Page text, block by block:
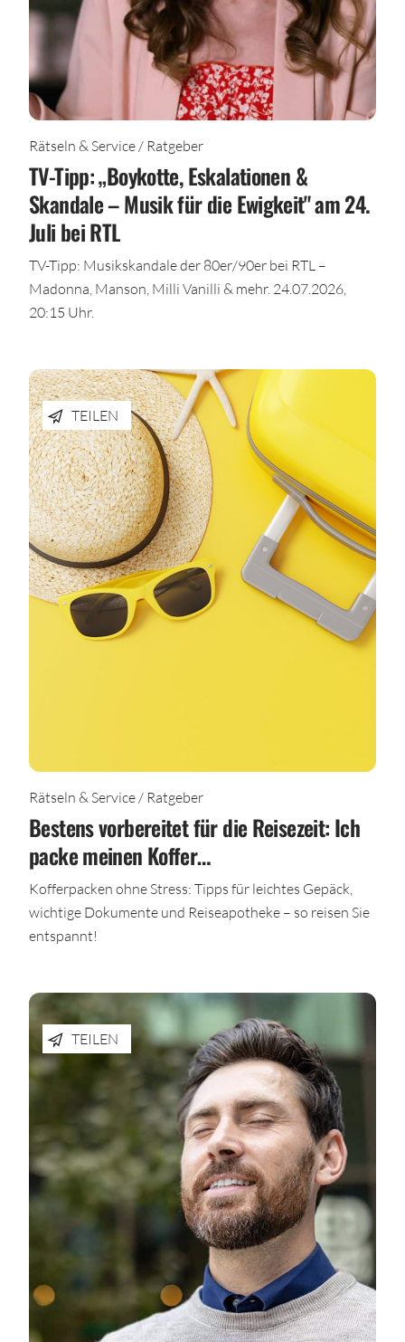
Rätseln & Service / Ratgeber
TV-Tipp: „Boykotte, Eskalationen &
Skandale – Musik für die Ewigkeit" am 24.
Juli bei RTL
TV-Tipp: Musikskandale der 80er/90er bei RTL –
Madonna, Manson, Milli Vanilli & mehr. 24.07.2026,
20:15 Uhr.
TEILEN
Rätseln & Service / Ratgeber
Bestens vorbereitet für die Reisezeit: Ich
packe meinen Koffer…
Kofferpacken ohne Stress: Tipps für leichtes Gepäck,
wichtige Dokumente und Reiseapotheke – so reisen Sie
entspannt!
TEILEN